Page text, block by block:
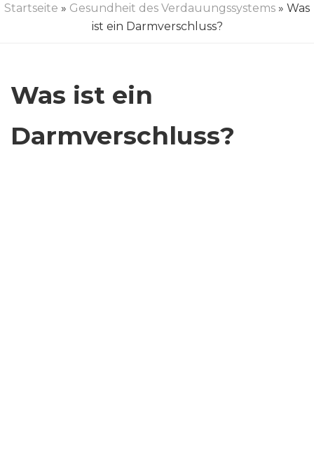
Startseite » Gesundheit des Verdauungssystems » Was
ist ein Darmverschluss?
Was ist ein
Darmverschluss?